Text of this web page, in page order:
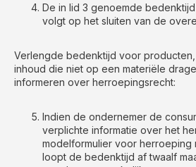
De in lid 3 genoemde
volgt op het sluiten van de
Verlengde bedenktijd voor
inhoud die niet op een materiële
informeren over herroepingsrecht:
Indien de ondernemer de
verplichte informatie over het
modelformulier voor herroeping
loopt de bedenktijd af twaalf